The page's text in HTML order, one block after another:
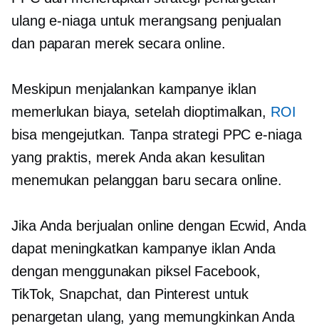
ulang e-niaga untuk merangsang penjualan
dan paparan merek secara online.
Meskipun menjalankan kampanye iklan
memerlukan biaya, setelah dioptimalkan, ROI
bisa mengejutkan. Tanpa strategi PPC e-niaga
yang praktis, merek Anda akan kesulitan
menemukan pelanggan baru secara online.
Jika Anda berjualan online dengan Ecwid, Anda
dapat meningkatkan kampanye iklan Anda
dengan menggunakan piksel Facebook,
TikTok, Snapchat, dan Pinterest untuk
penargetan ulang, yang memungkinkan Anda